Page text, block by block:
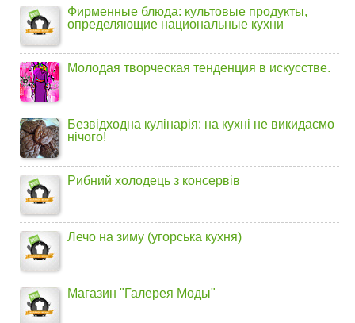
Фирменные блюда: культовые продукты,
определяющие национальные кухни
Молодая творческая тенденция в искусстве.
Безвідходна кулінарія: на кухні не викидаємо
нічого!
Рибний холодець з консервів
Лечо на зиму (угорська кухня)
Магазин "Галерея Моды"